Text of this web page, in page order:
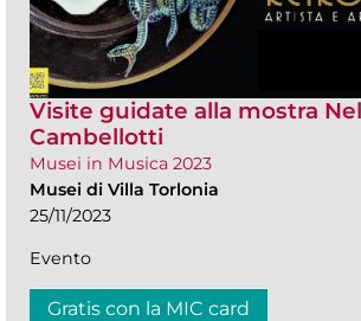
Visite guidate alla mostra
Cambellotti
Musei in Musica 2023
Musei di Villa Torlonia
25/11/2023
Evento
Gratis con la MIC card